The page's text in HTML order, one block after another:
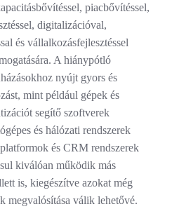
piacbővítéssel,
digitalizációval,
és vállalkozásfejlesztéssel
A hiánypótló
nyújt gyors és
mint például gépek és
segítő szoftverek
és hálózati rendszerek
és CRM rendszerek
kiválóan működik más
is, kiegészítve azokat még
megvalósítása válik lehetővé.